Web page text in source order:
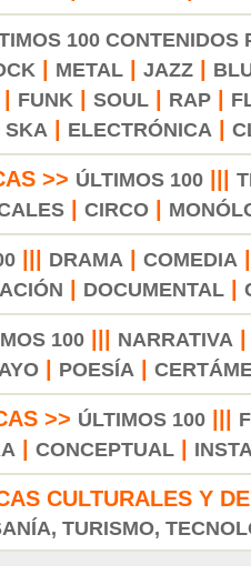
100 CONTENIDOS
METAL| JAZZ|
FUNK SOUL| RAP|
SKA ELECTRÓNICA
>> ÚLTIMOS 100
CIRCO
||| DRAMA COMEDIA
DOCUMENTAL|
100 NARRATIVA
| POESÍA
>> ÚLTIMOS 100|||
CONCEPTUAL
CULTURALES Y
TURISMO,